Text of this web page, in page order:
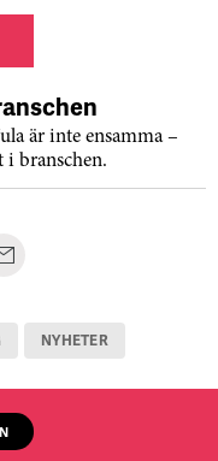
är inte ensamma –
branschen.
NYHETER